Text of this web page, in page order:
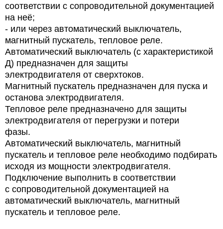
соответствии с сопроводительной документацией
на неё;
- или через автоматический выключатель,
магнитный пускатель, тепловое реле.
Автоматический выключатель (с характеристикой
Д) предназначен для защиты
электродвигателя от сверхтоков.
Магнитный пускатель предназначен для пуска и
останова электродвигателя.
Тепловое реле предназначено для защиты
электродвигателя от перегрузки и потери
фазы.
Автоматический выключатель, магнитный
пускатель и тепловое реле необходимо подбирать
исходя из мощности электродвигателя.
Подключение выполнить в соответствии
с сопроводительной документацией на
автоматический выключатель, магнитный
пускатель и тепловое реле.